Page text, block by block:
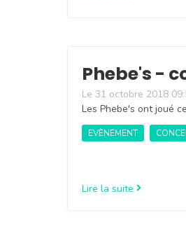
Phebe's -
Le 31 octobre 2018
Les Phebe's ont joué
EVÈNEMENT
Lire la suite